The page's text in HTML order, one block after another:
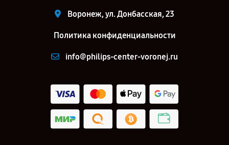
Воронеж, ул. Донбасская, 23
Политика конфиденциальности
info@philips-center-voronej.ru